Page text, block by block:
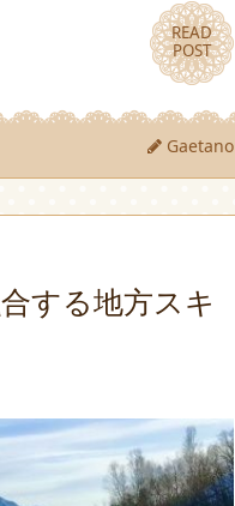
READ
POST
READ
POST
Gaetano
する地方スキ